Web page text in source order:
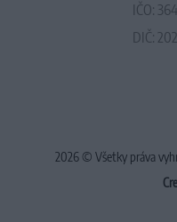
IČO:
DIČ:
2026 © Všetky práva